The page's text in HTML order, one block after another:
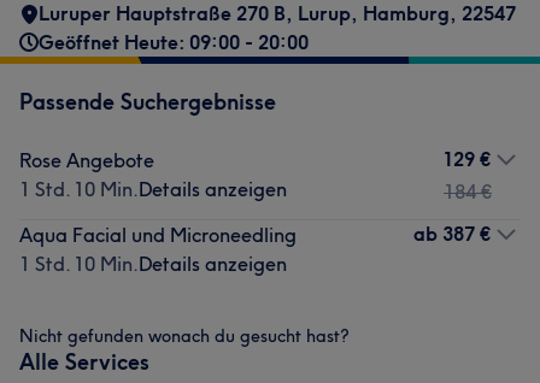
Luruper Hauptstraße 270 B, Lurup, Hamburg, 22547
Geöffnet Heute: 09:00 - 20:00
Passende Suchergebnisse
Rose Angebote
1 Std. 10 Min.Details anzeigen
129 €
184 €
Aqua Facial und Microneedling
1 Std. 10 Min.Details anzeigen
ab 387 €
Nicht gefunden wonach du gesucht hast?
Alle Services